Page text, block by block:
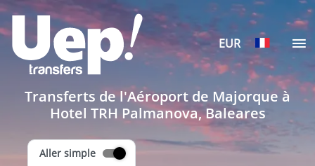
EUR
Transferts de l'Aéroport de Majorque à
Hotel TRH Palmanova, Baleares
Aller simple